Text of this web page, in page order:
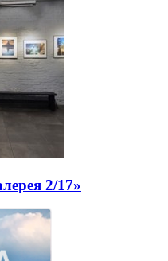
2/17»